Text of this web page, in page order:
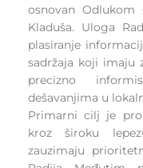
osnovan Odlukom
Kladuša. Uloga
plasiranje
sadržaja koji imaju
precizno
dešavanjima u
Primarni cilj je
kroz široku
zauzimaju